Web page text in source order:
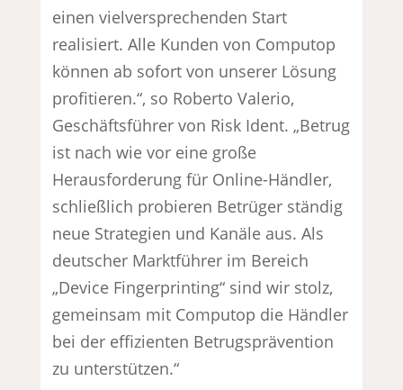
einen vielversprechenden Start
realisiert. Alle Kunden von Computop
können ab sofort von unserer Lösung
profitieren.“, so Roberto Valerio,
Geschäftsführer von Risk Ident. „Betrug
ist nach wie vor eine große
Herausforderung für Online-Händler,
schließlich probieren Betrüger ständig
neue Strategien und Kanäle aus. Als
deutscher Marktführer im Bereich
„Device Fingerprinting“ sind wir stolz,
gemeinsam mit Computop die Händler
bei der effizienten Betrugsprävention
zu unterstützen.“